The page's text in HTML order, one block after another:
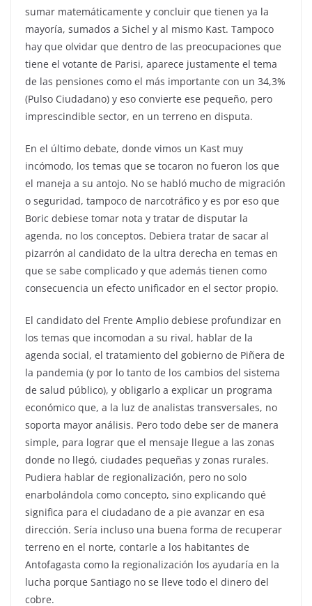
sumar matemáticamente y concluir que tienen ya la
mayoría, sumados a Sichel y al mismo Kast. Tampoco
hay que olvidar que dentro de las preocupaciones que
tiene el votante de Parisi, aparece justamente el tema
de las pensiones como el más importante con un 34,3%
(Pulso Ciudadano) y eso convierte ese pequeño, pero
imprescindible sector, en un terreno en disputa.
En el último debate, donde vimos un Kast muy
incómodo, los temas que se tocaron no fueron los que
el maneja a su antojo. No se habló mucho de migración
o seguridad, tampoco de narcotráfico y es por eso que
Boric debiese tomar nota y tratar de disputar la
agenda, no los conceptos. Debiera tratar de sacar al
pizarrón al candidato de la ultra derecha en temas en
que se sabe complicado y que además tienen como
consecuencia un efecto unificador en el sector propio.
El candidato del Frente Amplio debiese profundizar en
los temas que incomodan a su rival, hablar de la
agenda social, el tratamiento del gobierno de Piñera de
la pandemia (y por lo tanto de los cambios del sistema
de salud público), y obligarlo a explicar un programa
económico que, a la luz de analistas transversales, no
soporta mayor análisis. Pero todo debe ser de manera
simple, para lograr que el mensaje llegue a las zonas
donde no llegó, ciudades pequeñas y zonas rurales.
Pudiera hablar de regionalización, pero no solo
enarbolándola como concepto, sino explicando qué
significa para el ciudadano de a pie avanzar en esa
dirección. Sería incluso una buena forma de recuperar
terreno en el norte, contarle a los habitantes de
Antofagasta como la regionalización los ayudaría en la
lucha porque Santiago no se lleve todo el dinero del
cobre.